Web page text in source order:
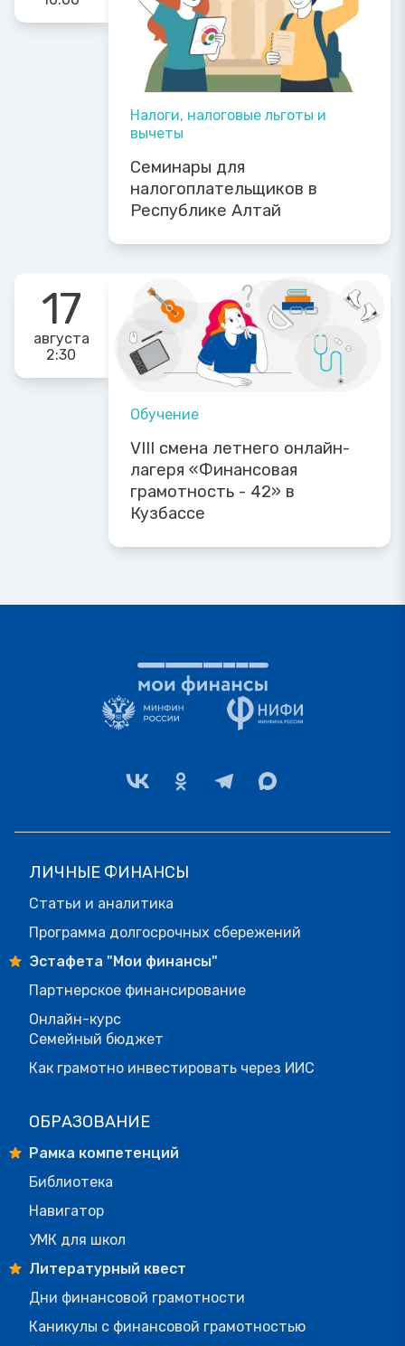
Налоги, налоговые льготы и
вычеты
Семинары для
налогоплательщиков в
Республике Алтай
17
августа
2:30
Обучение
VIII смена летнего онлайн-
лагеря «Финансовая
грамотность - 42» в
Кузбассе
ЛИЧНЫЕ ФИНАНСЫ
Статьи и аналитика
Программа долгосрочных сбережений
Эстафета "Мои финансы"
Партнерское финансирование
Онлайн-курс
Семейный бюджет
Как грамотно инвестировать через ИИС
ОБРАЗОВАНИЕ
Рамка компетенций
Библиотека
Навигатор
УМК для школ
Литературный квест
Дни финансовой грамотности
Каникулы с финансовой грамотностью